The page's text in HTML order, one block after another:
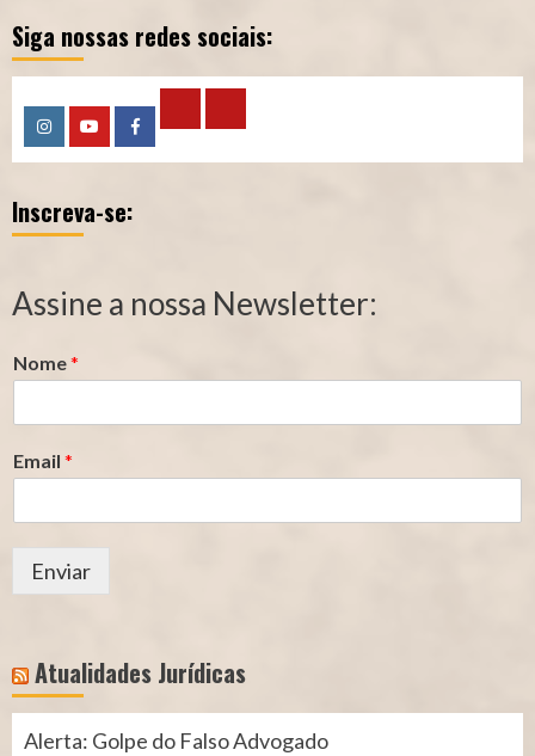
Siga nossas redes sociais:
InstagramYouTubeFacebook
Calculadora
–
Segurado
Calculadora
–
Contribuição
Inscreva-se:
Assine a nossa Newsletter:
Nome*
Email *
Enviar
Atualidades Jurídicas
Alerta: Golpe do Falso Advogado